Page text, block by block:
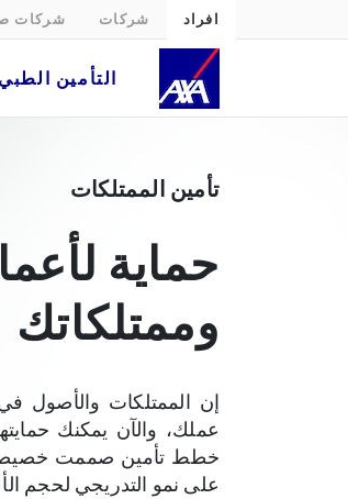
افراد شركات شركات
التأمين الطبي
تأمين الممتلكات للشركات |
تأمين الممتلكات
حماية
وممتلكاتك
إن الممتلكات والأصول في
عملك، والآن يمكنك
خطط تأمين صممت خصيصاً
على نمو التدريجي لحجم